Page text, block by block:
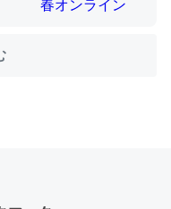
歳と僕。ITツール導入で